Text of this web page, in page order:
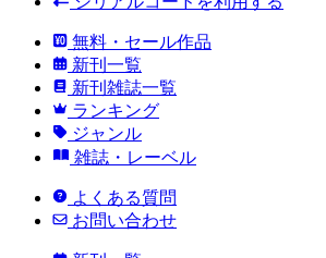
無料・セール作品
新刊一覧
新刊雑誌一覧
ランキング
ジャンル
雑誌・レーベル
よくある質問
お問い合わせ